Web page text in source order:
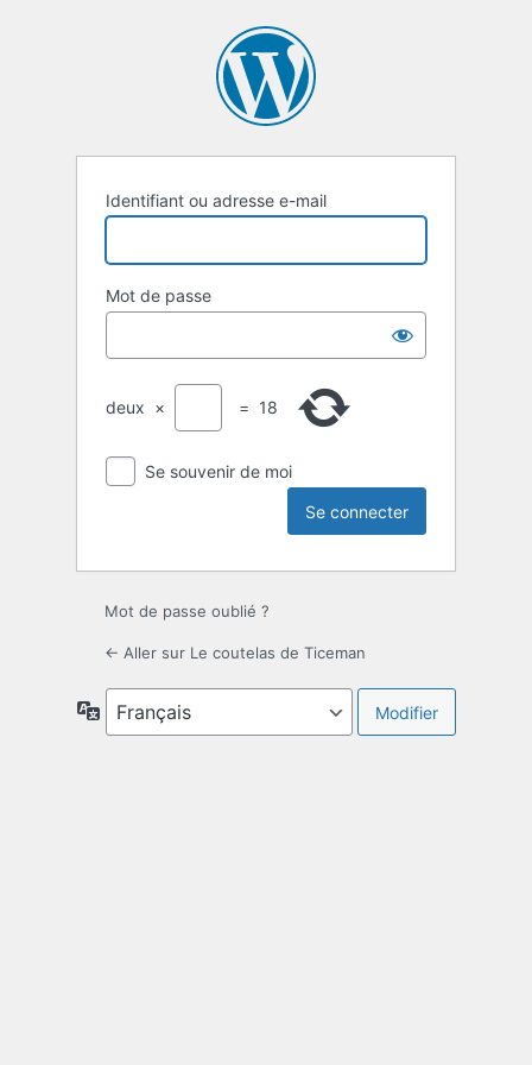
Identifiant ou adresse e-mail
Mot de passe
deux × = 18
Se souvenir de moi
Mot de passe oublié ?
← Aller sur Le coutelas de Ticeman
Langue